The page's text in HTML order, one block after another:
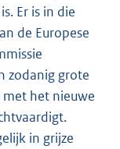
Er is in die
de Europese
zodanig grote
het nieuwe
in grijze